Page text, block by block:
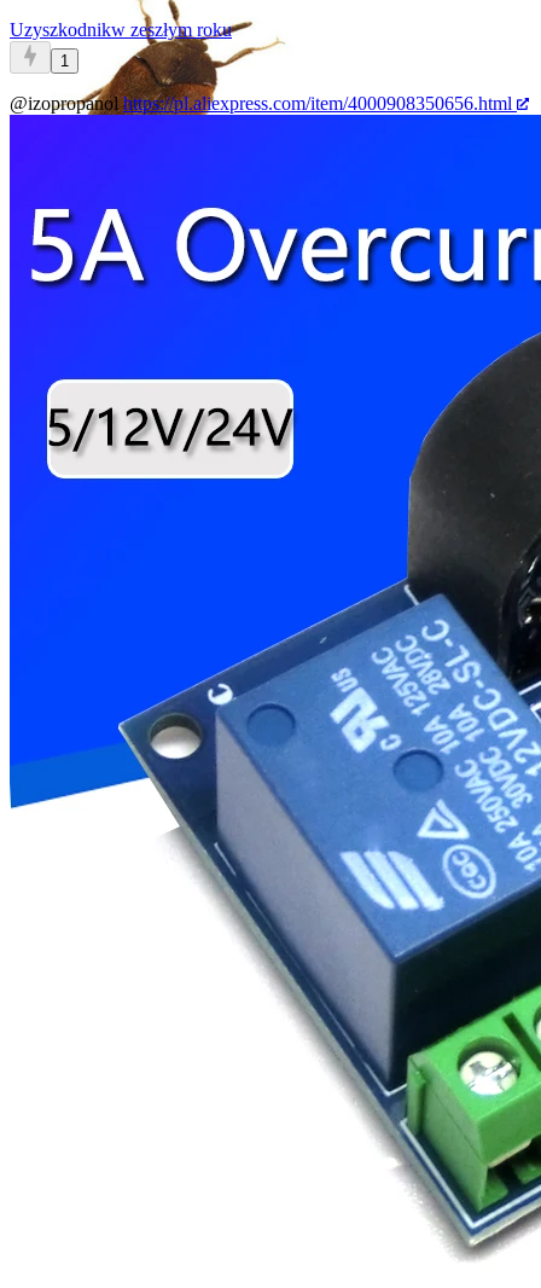
Uzyszkodnikw zeszłym roku
1
@izopropanol https://pl.aliexpress.com/item/4000908350656.html